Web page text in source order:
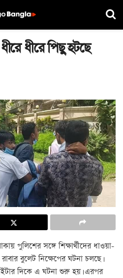
ধীরে পিছু হটছে
পুলিশের সঙ্গে শিক্ষার্থীদের ধাওয়া-
বুলেট নিক্ষেপের ঘটনা চলছে।
দিকে এ ঘটনা শুরু হয়। এরপর